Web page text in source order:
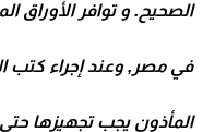
الصحيح. و توافر الأوراق
في مصر, وعند إجراء كتب
المأذون يجب تجهيزها